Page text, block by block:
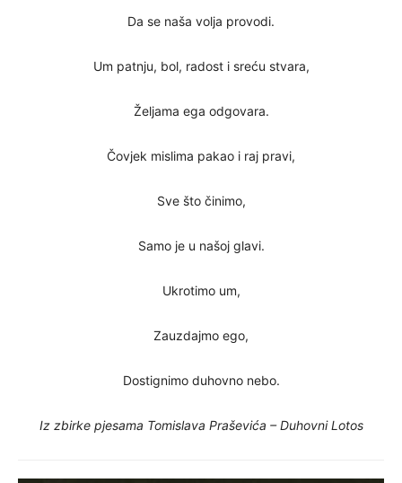
Da se naša volja provodi.
Um patnju, bol, radost i sreću stvara,
Željama ega odgovara.
Čovjek mislima pakao i raj pravi,
Sve što činimo,
Samo je u našoj glavi.
Ukrotimo um,
Zauzdajmo ego,
Dostignimo duhovno nebo.
Iz zbirke pjesama Tomislava Praševića – Duhovni Lotos